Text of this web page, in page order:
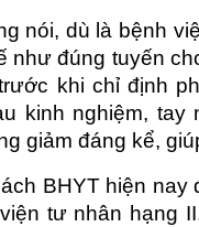
nói, dù là bệnh
như đúng tuyến
khi chỉ định
kinh nghiệm,
giảm đáng kể,
BHYT hiện
tư nhân hạng